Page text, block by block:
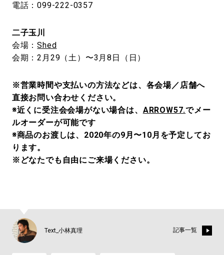
電話：099-222-0357
二子玉川
会場：Shed
会期：2月29（土）〜3月8日（日）
※営業時間や支払いの方法などは、各会場／店舗へ
直接お問い合わせください。
※近くに受注会会場がない場合は、 ARROW57.でメー
ルオーダーが可能です
※商品のお渡しは、2020年の9月〜10月を予定してお
ります。
※どなたでも自由にご来場ください。
Text_小林真理 記事一覧